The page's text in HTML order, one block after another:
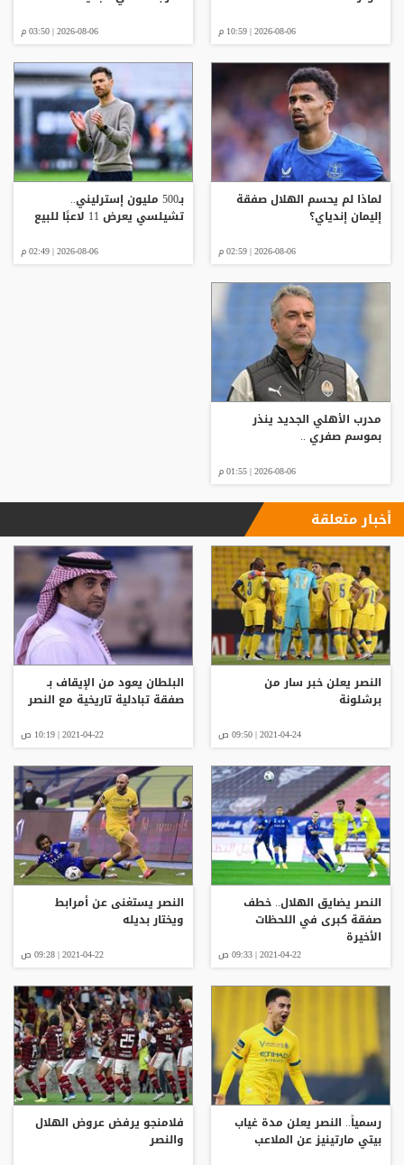
2026-08-06 | 10:59 م 2026-08-06 | 03:50 م
لماذا لم يحسم الهلال صفقة
إليمان إندياي؟
2026-08-06 | 02:59 م
بـ500 مليون إسترليني..
تشيلسي يعرض 11 لاعبًا للبيع
2026-08-06 | 02:49 م
مدرب الأهلي الجديد ينذر
بموسم صفري ..
2026-08-06 | 01:55 م
أخبار متعلقة
النصر يعلن خبر سار من
برشلونة
2021-04-24 | 09:50 ص
البلطان يعود من الإيقاف بـ
صفقة تبادلية تاريخية مع النصر
2021-04-22 | 10:19 ص
النصر يضايق الهلال.. خطف
صفقة كبرى في اللحظات
الأخيرة
2021-04-22 | 09:33 ص
النصر يستغنى عن أمرابط
ويختار بديله
2021-04-22 | 09:28 ص
رسمياً.. النصر يعلن مدة غياب
بيتي مارتينيز عن الملاعب
فلامنجو يرفض عروض الهلال
والنصر